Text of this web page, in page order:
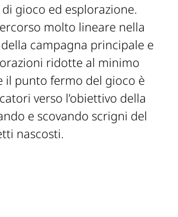
gioco ed esplorazione.
molto lineare nella
campagna principale e
ridotte al minimo
il punto fermo del gioco è
verso l’obiettivo della
e scovando scrigni del
nascosti.